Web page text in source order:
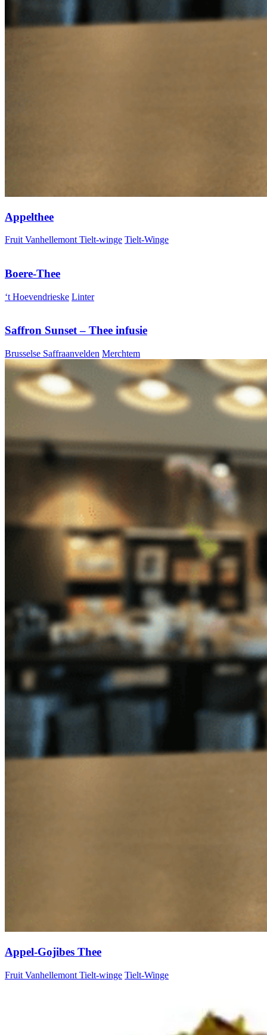
Appelthee
Fruit Vanhellemont Tielt-winge Tielt-Winge
Boere-Thee
‘t Hoevendrieske Linter
Saffron Sunset – Thee infusie
Brusselse Saffraanvelden Merchtem
Appel-Gojibes Thee
Fruit Vanhellemont Tielt-winge Tielt-Winge